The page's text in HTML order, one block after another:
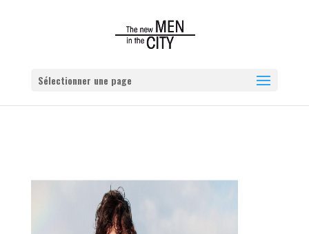
Sélectionner une page